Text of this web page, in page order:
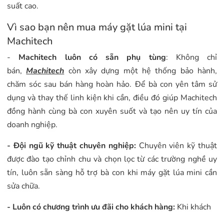
suất cao.
Vì sao bạn nên mua máy gặt lúa mini tại
Machitech
- Machitech luôn có sẵn phụ tùng: Không chỉ
bán,Machitech còn xây dựng một hệ thống bảo hành,
chăm sóc sau bán hàng hoàn hảo. Để bà con yên tâm sử
dụng và thay thế linh kiện khi cần, điều đó giúp Machitech
đồng hành cùng bà con xuyên suốt và tạo nên uy tín của
doanh nghiệp.
- Đội ngũ kỹ thuật chuyên nghiệp:Chuyên viên kỹ thuật
được đào tạo chỉnh chu và chọn lọc từ các trường nghề uy
tín, luôn sẵn sàng hỗ trợ bà con khi máy gặt lúa mini cần
sửa chữa.
- Luôn có chương trình ưu đãi cho khách hàng: Khi khách